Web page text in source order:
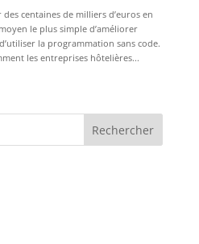
centaines de milliers d’euros en
le plus simple d’améliorer
la programmation sans code.
les entreprises hôtelières...